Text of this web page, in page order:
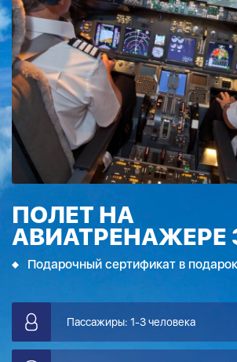
ПОЛЕТ НА
АВИАТРЕНАЖЕРЕ
Подарочный сертификат в подарок
Пассажиры: 1-3 человека